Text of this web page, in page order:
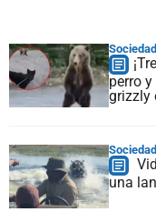
Sociedad
perro
grizzly
Sociedad
una